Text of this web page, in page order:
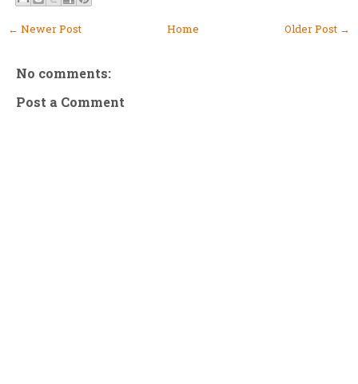
← Newer Post Older Post →
Home
No comments:
Post a Comment